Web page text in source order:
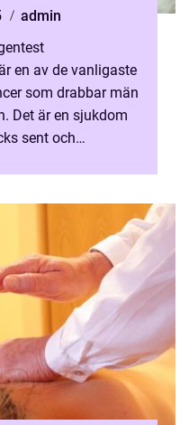
admin
en av de vanligaste
som drabbar män
Det är en sjukdom
sent och